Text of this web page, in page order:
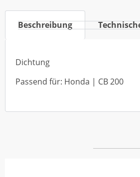
Beschreibung
Dichtung
Passend für: Honda | CB 200